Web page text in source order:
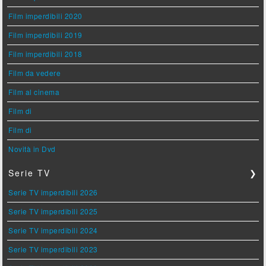
Film imperdibili 2020
Film imperdibili 2019
Film imperdibili 2018
Film da vedere
Film al cinema
Film di
Film di
Novità in Dvd
Serie TV ❯
Serie TV imperdibili 2026
Serie TV imperdibili 2025
Serie TV imperdibili 2024
Serie TV imperdibili 2023